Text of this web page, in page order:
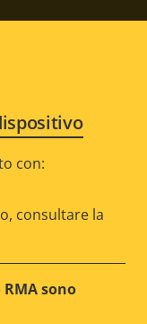
con:
consultare la
sono